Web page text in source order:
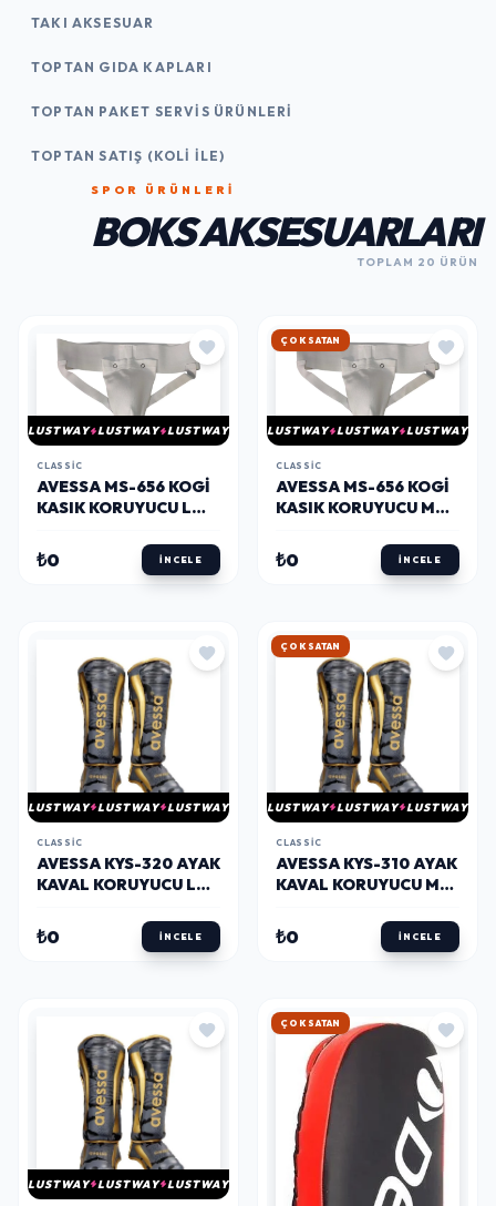
TAKI AKSESUAR
TOPTAN GIDA KAPLARI
TOPTAN PAKET SERVIS ÜRÜNLERI
TOPTAN SATIŞ (KOLI İLE)
SPOR ÜRÜNLERI
BOKS AKSESUARLARI
TOPLAM 20 ÜRÜN
LUSTWAY LUSTWAY LUSTWAY
CLASSIC
AVESSA MS-656 KOGI
KASIK KORUYUCU L
₺0 İNCELE
HIZLI KARGO
LUSTWAY LUSTWAY LUSTWAY
CLASSIC
AVESSA MS-656 KOGI
KASIK KORUYUCU M
₺0 İNCELE
LUSTWAY LUSTWAY LUSTWAY
CLASSIC
AVESSA KYS-320 AYAK
KAVAL KORUYUCU L
₺0 İNCELE
HIZLI KARGO
LUSTWAY LUSTWAY LUSTWAY
CLASSIC
AVESSA KYS-310 AYAK
KAVAL KORUYUCU M
₺0 İNCELE
LUSTWAY LUSTWAY LUSTWAY
HIZLI KARGO